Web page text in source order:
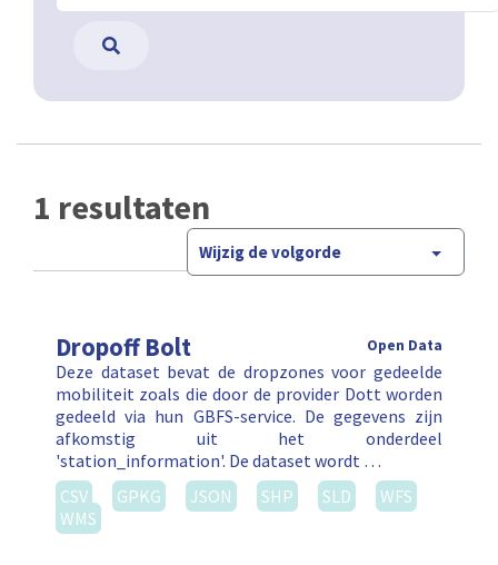
1 resultaten
Wijzig de volgorde
Dropoff Bolt Open Data
Deze dataset bevat de dropzones voor gedeelde
mobiliteit zoals die door de provider Dott worden
gedeeld via hun GBFS-service. De gegevens zijn
afkomstig uit het onderdeel
'station_information'. De dataset wordt …
CSV
GPKG JSON SHP SLD
WFS
WMS